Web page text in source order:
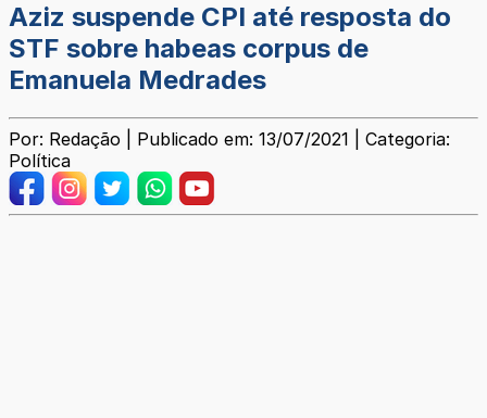
Aziz suspende CPI até resposta do
STF sobre habeas corpus de
Emanuela Medrades
Por: Redação | Publicado em: 13/07/2021 | Categoria:
Política